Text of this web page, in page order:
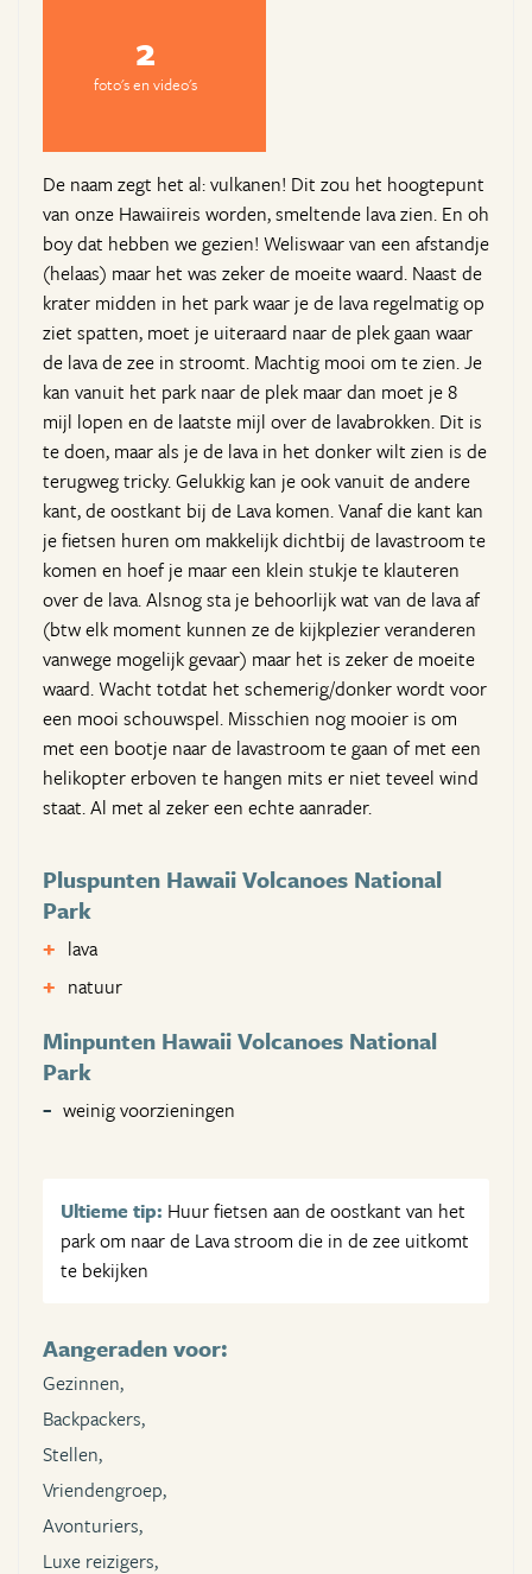
2
foto's en video's
De naam zegt het al: vulkanen! Dit zou het hoogtepunt
van onze Hawaiireis worden, smeltende lava zien. En oh
boy dat hebben we gezien! Weliswaar van een afstandje
(helaas) maar het was zeker de moeite waard. Naast de
krater midden in het park waar je de lava regelmatig op
ziet spatten, moet je uiteraard naar de plek gaan waar
de lava de zee in stroomt. Machtig mooi om te zien. Je
kan vanuit het park naar de plek maar dan moet je 8
mijl lopen en de laatste mijl over de lavabrokken. Dit is
te doen, maar als je de lava in het donker wilt zien is de
terugweg tricky. Gelukkig kan je ook vanuit de andere
kant, de oostkant bij de Lava komen. Vanaf die kant kan
je fietsen huren om makkelijk dichtbij de lavastroom te
komen en hoef je maar een klein stukje te klauteren
over de lava. Alsnog sta je behoorlijk wat van de lava af
(btw elk moment kunnen ze de kijkplezier veranderen
vanwege mogelijk gevaar) maar het is zeker de moeite
waard. Wacht totdat het schemerig/donker wordt voor
een mooi schouwspel. Misschien nog mooier is om
met een bootje naar de lavastroom te gaan of met een
helikopter erboven te hangen mits er niet teveel wind
staat. Al met al zeker een echte aanrader.
Pluspunten Hawaii Volcanoes National
Park
lava
natuur
Minpunten Hawaii Volcanoes National
Park
weinig voorzieningen
Ultieme tip: Huur fietsen aan de oostkant van het
park om naar de Lava stroom die in de zee uitkomt
te bekijken
Aangeraden voor:
Gezinnen,
Backpackers,
Stellen,
Vriendengroep,
Avonturiers,
Luxe reizigers,